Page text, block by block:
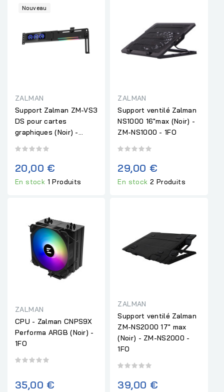
Nouveau
ZALMAN
Support Zalman ZM-VS3
DS pour cartes
graphiques (Noir) -...
20,00 €
En stock 1 Produits
ZALMAN
Support ventilé Zalman
NS1000 16"max (Noir) -
ZM-NS1000 - 1FO
29,00 €
En stock2 Produits
ZALMAN
CPU - Zalman CNPS9X
Performa ARGB (Noir) -
1FO
35,00 €
ZALMAN
Support ventilé Zalman
ZM-NS2000 17" max
(Noir) - ZM-NS2000 -
1FO
39,00 €